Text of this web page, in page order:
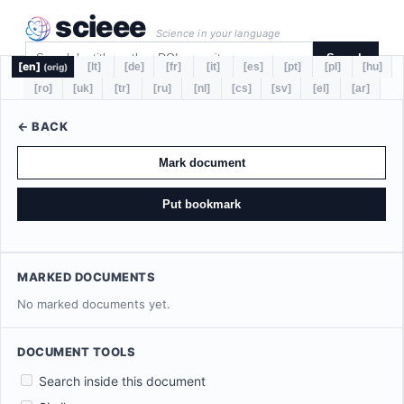
scieee Science in your language
Search
[en] (orig) [lt] [de] [fr] [it] [es] [pt] [pl]
[hu]
[ro]
[uk] [tr] [ru] [nl] [cs] [sv] [el] [ar]
← BACK
Mark document
Put bookmark
MARKED DOCUMENTS
No marked documents yet.
DOCUMENT TOOLS
Search inside this document